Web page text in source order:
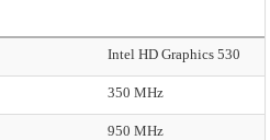
Intel HD Graphics 530
350 MHz
950 MHz